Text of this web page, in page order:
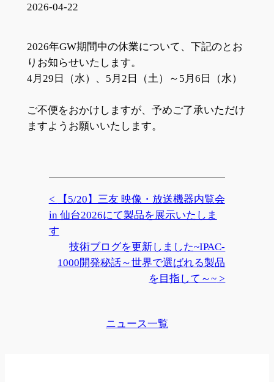
2026-04-22
2026年GW期間中の休業について、下記のとお
りお知らせいたします。
4月29日（水）、5月2日（土）～5月6日（水）
ご不便をおかけしますが、予めご了承いただけ
ますようお願いいたします。
【5/20】三友 映像・放送機器内覧会
in 仙台2026にて製品を展示いたしま
す
技術ブログを更新しました~IPAC-
1000開発秘話～世界で選ばれる製品
を目指して～~
ニュース一覧